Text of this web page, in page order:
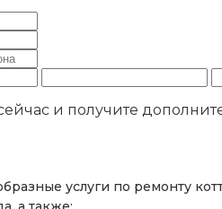
и получите
услуги по ремонту